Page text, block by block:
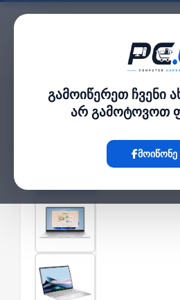
გამოიწერეთ ჩვენი
არ გამოტოვოთ
მთავარი›ლეპტოპი და ნოუთბუქი›